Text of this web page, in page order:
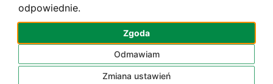
odpowiednie.
Zgoda
Odmawiam
Zmiana ustawień